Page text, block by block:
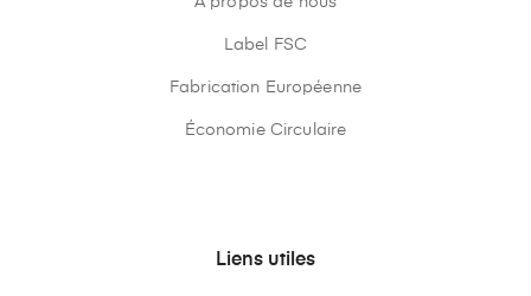
Label FSC
Fabrication Européenne
Économie Circulaire
Liens utiles